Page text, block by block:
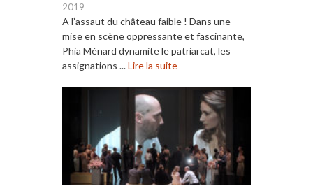
2019
A l’assaut du château faible ! Dans une
mise en scène oppressante et fascinante,
Phia Ménard dynamite le patriarcat, les
assignations ...Lire la suite